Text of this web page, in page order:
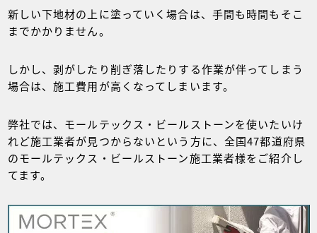
新しい下地材の上に塗っていく場合は、手間も時間もそこ
までかかりません。
しかし、剥がしたり削ぎ落したりする作業が伴ってしまう
場合は、施工費用が高くなってしまいます。
弊社では、モールテックス・ビールストーンを使いたいけ
れど施工業者が見つからないという方に、全国47都道府県
のモールテックス・ビールストーン施工業者様をご紹介し
てます。